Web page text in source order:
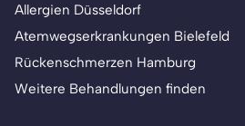
Allergien Düsseldorf
Atemwegserkrankungen Bielefeld
Rückenschmerzen Hamburg
Weitere Behandlungen finden